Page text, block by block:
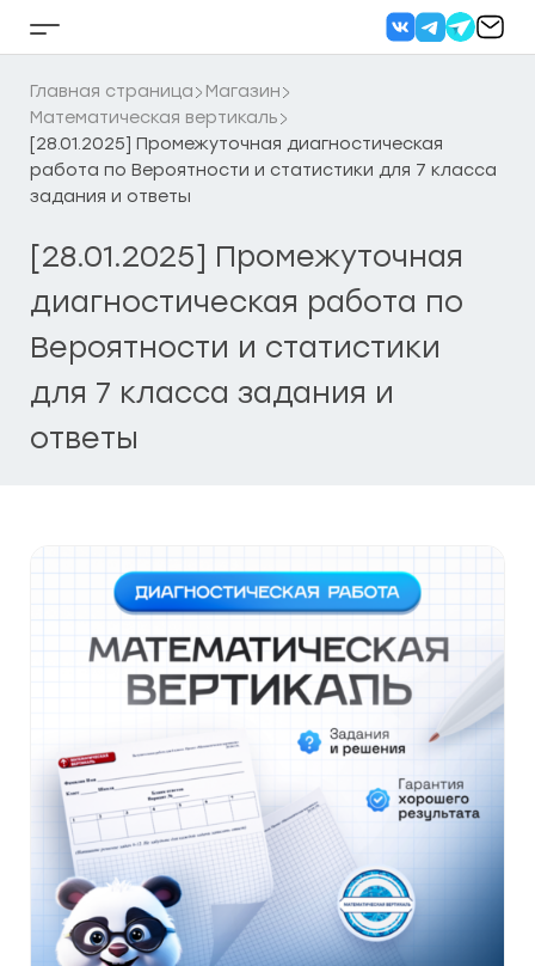
Кнопка
бокового
меню
Главная страница
Магазин
Математическая вертикаль
[28.01.2025] Промежуточная диагностическая
работа по Вероятности и статистики для 7 класса
задания и ответы
[28.01.2025] Промежуточная
диагностическая работа по
Вероятности и статистики
для 7 класса задания и
ответы